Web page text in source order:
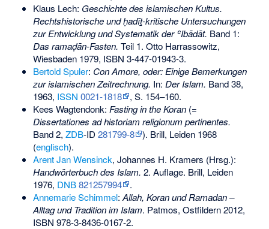
Klaus Lech: Geschichte des islamischen Kultus.
Rechtshistorische und ḥadīṯ-kritische Untersuchungen
zur Entwicklung und Systematik der ʿIbādāt. Band 1:
Das ramaḍān-Fasten. Teil 1. Otto Harrassowitz,
Wiesbaden 1979, ISBN 3-447-01943-3.
Bertold Spuler: Con Amore, oder: Einige Bemerkungen
zur islamischen Zeitrechnung. In: Der Islam. Band 38,
1963, ISSN 0021-1818
, S. 154–160.
Kees Wagtendonk: Fasting in the Koran(=
Dissertationes ad historiam religionum pertinentes.
Band 2, ZDB-ID 281799-8
). Brill, Leiden 1968
(englisch).
Arent Jan Wensinck, Johannes H. Kramers (Hrsg.):
Handwörterbuch des Islam. 2. Auflage. Brill, Leiden
1976, DNB 821257994
.
Annemarie Schimmel: Allah, Koran und Ramadan –
Alltag und Tradition im Islam. Patmos, Ostfildern 2012,
ISBN 978-3-8436-0167-2.